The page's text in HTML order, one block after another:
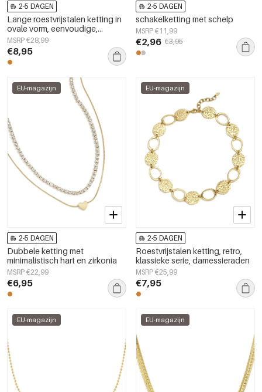
2-5 DAGEN
Lange roestvrijstalen ketting in
ovale vorm, eenvoudige,
alledaagse serie, dames
sieraden
MSRP €28,99
€8,95
2-5 DAGEN
schakelketting met schelp
MSRP €11,99
€2,96 €3,95
EU-magazijn
2-5 DAGEN
Dubbele ketting met
minimalistisch hart en zirkonia
MSRP €22,99
€6,95
EU-magazijn
2-5 DAGEN
Roestvrijstalen ketting, retro,
klassieke serie, damessieraden
MSRP €25,99
€7,95
EU-magazijn EU-magazijn